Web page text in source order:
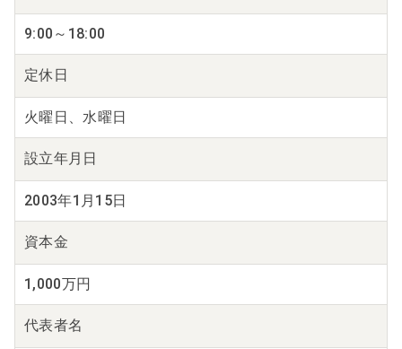
9:00～18:00
定休日
火曜日、水曜日
設立年月日
2003年1月15日
資本金
1,000万円
代表者名